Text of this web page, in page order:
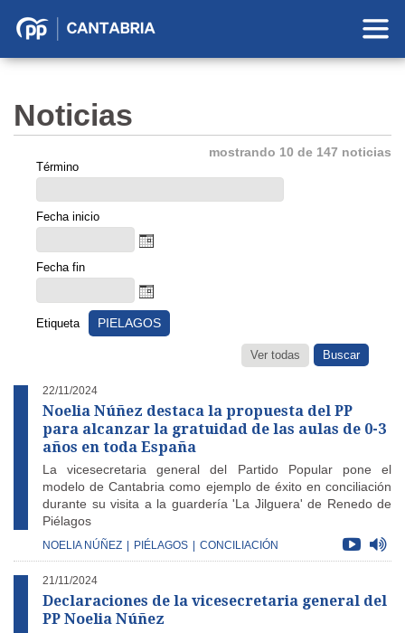
Partido
Cantabria
Noticias
mostrando 10 de 147 noticias
Término
Fecha inicio
Fecha fin
Etiqueta PIELAGOS
Ver todas
22/11/2024
Noelia Núñez destaca la propuesta del PP
para alcanzar la gratuidad de las aulas de 0-3
años en toda España
La vicesecretaria general del Partido Popular pone el
modelo de Cantabria como ejemplo de éxito en conciliación
durante su visita a la guardería 'La Jilguera' de Renedo de
Piélagos
NOELIA NÚÑEZ PIÉLAGOS CONCILIACIÓN
21/11/2024
Declaraciones de la vicesecretaria general del
PP Noelia Núñez